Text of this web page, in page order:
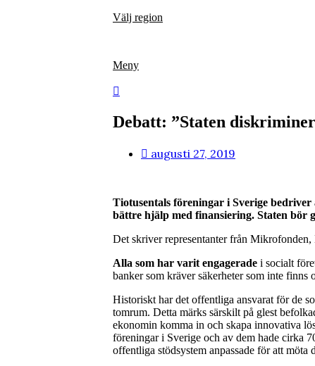
Hoppa
Välj region
Meny
Debatt: ”Staten
augusti 27, 2019
Tiotusentals föreningar i Sverige
bättre hjälp med finansiering. Staten bör
Det skriver representanter från
Alla som har varit engagerade i socialt
banker som kräver säkerheter som inte
Historiskt har det offentliga ansvarat för de
tomrum. Detta märks särskilt på glest
ekonomin komma in och skapa innovativa
föreningar i Sverige och av dem hade cirka
offentliga stödsystem anpassade för att